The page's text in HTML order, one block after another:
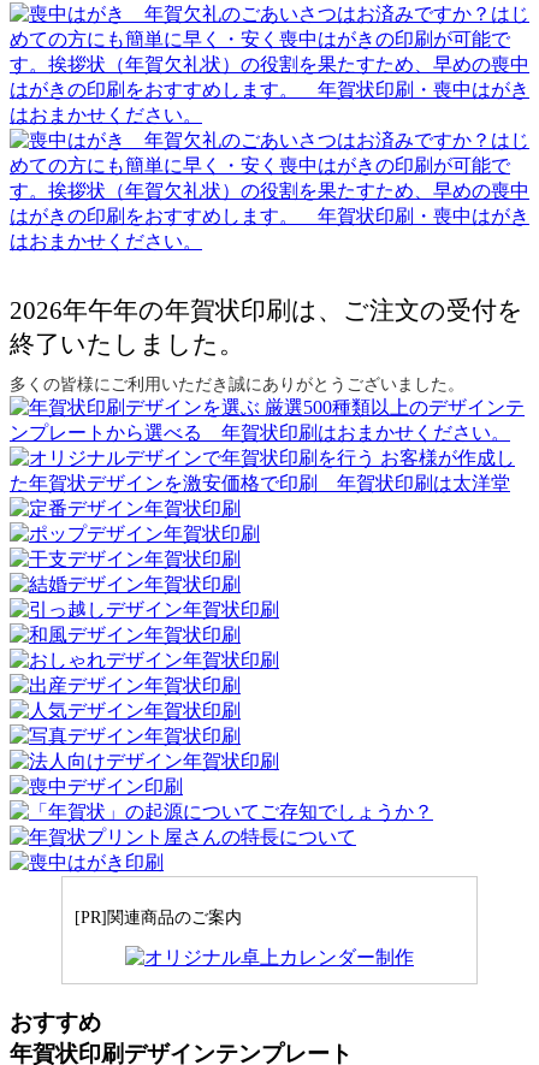
2026年午年の年賀状印刷は、ご注文の受付を
終了いたしました。
多くの皆様にご利用いただき誠にありがとうございました。
[PR]関連商品のご案内
おすすめ
年賀状印刷デザインテンプレート